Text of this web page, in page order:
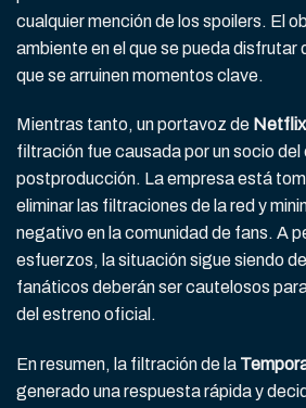
cualquier mención de los spoilers. El
ambiente en el que se pueda disfrutar
que se arruinen momentos clave.
Mientras tanto, un portavoz de Netflix
filtración fue causada por un socio del
postproducción. La empresa está
eliminar las filtraciones de la red y
negativo en la comunidad de fans. A
esfuerzos, la situación sigue siendo
fanáticos deberán ser cautelosos
del estreno oficial.
En resumen, la filtración de la
generado una respuesta rápida y